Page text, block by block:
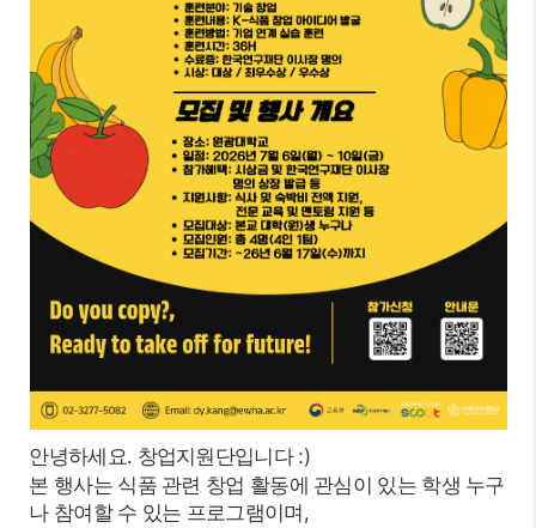
안녕하세요. 창업지원단입니다 :)
본 행사는 식품 관련 창업 활동에 관심이 있는 학생 누구
나 참여할 수 있는 프로그램이며,